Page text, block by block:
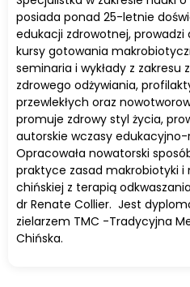
posiada ponad 25-letnie
edukacji zdrowotnej, prowadzi
kursy gotowania
seminaria i wykłady z zakresu
zdrowego odżywiania,
przewlekłych oraz
promuje zdrowy styl życia,
autorskie wczasy
Opracowała nowatorski
praktyce zasad makrobiotyki
chińskiej z terapią
dr Renate Collier. Jest
zielarzem TMC -Tradycyjna
Chińska.